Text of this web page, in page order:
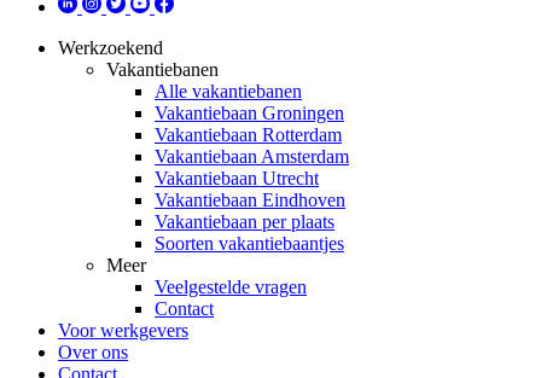
Werkzoekend
Vakantiebanen
Alle vakantiebanen
Vakantiebaan Groningen
Vakantiebaan Rotterdam
Vakantiebaan Amsterdam
Vakantiebaan Utrecht
Vakantiebaan Eindhoven
Vakantiebaan per plaats
Soorten vakantiebaantjes
Meer
Veelgestelde vragen
Contact
Voor werkgevers
Over ons
Contact